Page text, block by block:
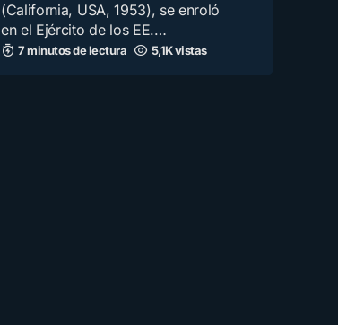
(California, USA, 1953), se enroló
en el Ejército de los EE.…
7 minutos de lectura 5,1K vistas